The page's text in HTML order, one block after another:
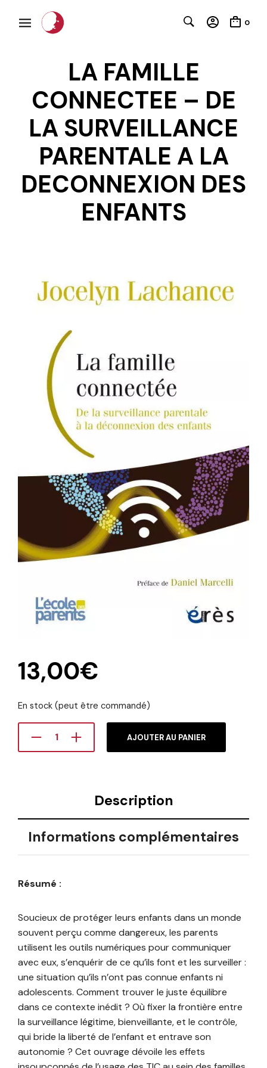
0
LA FAMILLE
CONNECTEE – DE
LA SURVEILLANCE
PARENTALE A LA
DECONNEXION DES
ENFANTS
13,00€
En stock (peut être commandé)
AJOUTER AU PANIER
Description
Informations complémentaires
Résumé :
Soucieux de protéger leurs enfants dans un monde
souvent perçu comme dangereux, les parents
utilisent les outils numériques pour communiquer
avec eux, s’enquérir de ce qu’ils font et les surveiller :
une situation qu’ils n’ont pas connue enfants ni
adolescents. Comment trouver le juste équilibre
dans ce contexte inédit ? Où fixer la frontière entre
la surveillance légitime, bienveillante, et le contrôle,
qui bride la liberté de l’enfant et entrave son
autonomie ? Cet ouvrage dévoile les effets